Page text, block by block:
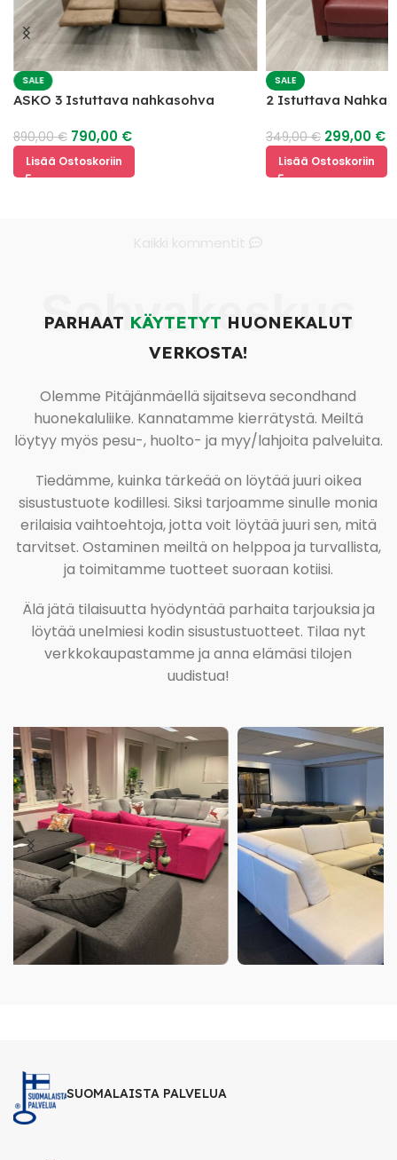
SALE
ASKO 3 Istuttava nahkasohva
890,00€ 790,00 €
Lisää Ostoskoriin
SALE
2 Istuttava
349,00€ 299,00 €
Lisää Ostoskoriin
Sohvakeskus
PARHAAT KÄYTETYT HUONEKALUT
VERKOSTA!
Olemme Pitäjänmäellä sijaitseva secondhand
huonekaluliike. Kannatamme kierrätystä. Meiltä
löytyy myös pesu-, huolto- ja myy/lahjoita palveluita.
Tiedämme, kuinka tärkeää on löytää juuri oikea
sisustustuote kodillesi. Siksi tarjoamme sinulle monia
erilaisia vaihtoehtoja, jotta voit löytää juuri sen, mitä
tarvitset. Ostaminen meiltä on helppoa ja turvallista,
ja toimitamme tuotteet suoraan kotiisi.
Älä jätä tilaisuutta hyödyntää parhaita tarjouksia ja
löytää unelmiesi kodin sisustustuotteet. Tilaa nyt
verkkokaupastamme ja anna elämäsi tilojen
uudistua!
SUOMALAISTA PALVELUA